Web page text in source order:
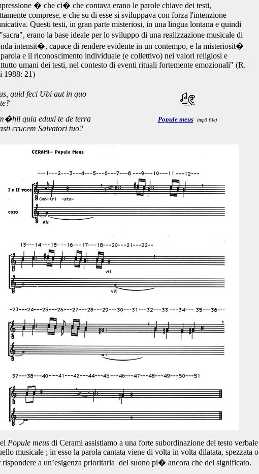
� che ci� che contava erano le parole chiave dei testi,
comprese, e che su di esse si sviluppava con forza l'intenzione
Questi testi, in gran parte misteriosi, in una lingua lontana e quindi
erano la base ideale per lo sviluppo di una realizzazione musicale di
intensit�, capace di rendere evidente in un contempo, e la misteriosit�
e il riconoscimento individuale (e collettivo) nei valori religiosi e
umani dei testi, nel contesto di eventi rituali fortemente emozionali" (R.
1988: 21)
quid feci Ubi aut in quo
Popule meus (mp3 file)
quia eduxi te de terra
crucem Salvatori tuo?
Popule meus di Cerami assistiamo a una forte subordinazione del testo verbale
musicale ; in esso la parola cantata viene di volta in volta dilatata, spezzata o
rispondere a un’esigenza prioritaria del suono pi� ancora che del significato.